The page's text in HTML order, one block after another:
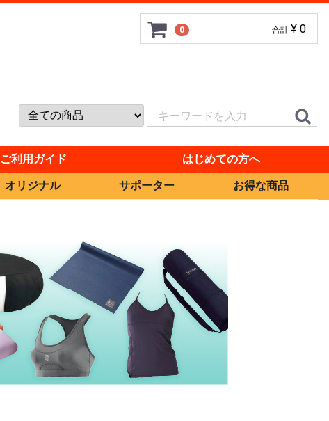
0
合計 ¥ 0
ご利用ガイド
はじめての方へ
オリジナル サポーター お得な商品